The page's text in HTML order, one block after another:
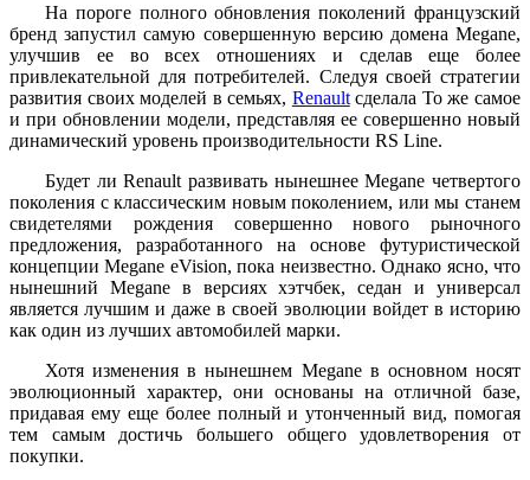
На пороге полного обновления поколений французский
бренд запустил самую совершенную версию домена Megane,
улучшив ее во всех отношениях и сделав еще более
привлекательной для потребителей. Следуя своей стратегии
развития своих моделей в семьях, Renaultсделала То же самое
и при обновлении модели, представляя ее совершенно новый
динамический уровень производительности RS Line.
Будет ли Renault развивать нынешнее Megane четвертого
поколения с классическим новым поколением, или мы станем
свидетелями рождения совершенно нового рыночного
предложения, разработанного на основе футуристической
концепции Megane eVision, пока неизвестно. Однако ясно, что
нынешний Megane в версиях хэтчбек, седан и универсал
является лучшим и даже в своей эволюции войдет в историю
как один из лучших автомобилей марки.
Хотя изменения в нынешнем Megane в основном носят
эволюционный характер, они основаны на отличной базе,
придавая ему еще более полный и утонченный вид, помогая
тем самым достичь большего общего удовлетворения от
покупки.